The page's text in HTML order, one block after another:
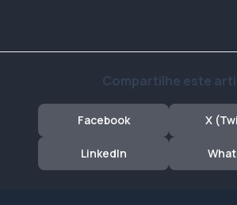
Compartilhe este
Facebook X
LinkedIn